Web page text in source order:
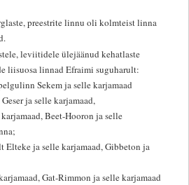
preestrite linnu oli kolmteist linna
leviitidele ülejäänud kehatlaste
liisuosa linnad Efraimi suguharult:
Sekem ja selle karjamaad
ja selle karjamaad,
Beet-Hooron ja selle
Elteke ja selle karjamaad, Gibbeton ja
Gat-Rimmon ja selle karjamaad